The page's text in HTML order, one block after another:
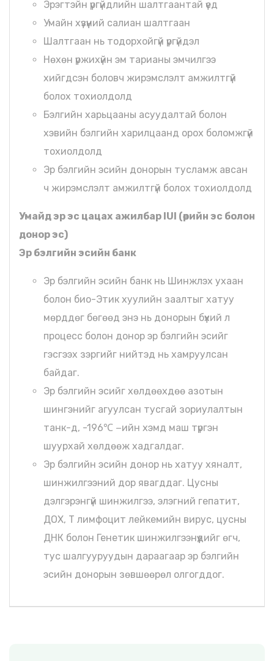
Эрэгтэйн үргүйдлийн шалтгаантай үед
Умайн хүзүүний салиан шалтгаан
Шалтгаан нь тодорхойгүй үргүйдэл
Нөхөн үржихүйн эм тарианы эмчилгээ
хийгдсэн боловч жирэмслэлт амжилтгүй
болох тохиолдолд
Бэлгийн харьцааны асуудалтай болон
хэвийн бэлгийн харилцаанд орох боломжгүй
тохиолдолд
Эр бэлгийн эсийн донорын тусламж авсан
ч жирэмслэлт амжилтгүй болох тохиолдолд
Умайд эр эс цацах ажилбар IUI (өөрийн эс болон
донор эс)
Эр бэлгийн эсийн банк
Эр бэлгийн эсийн банк нь Шинжлэх ухаан
болон био-Этик хуулийн заалтыг хатуу
мөрддөг бөгөөд энэ нь донорын бүхий л
процесс болон донор эр бэлгийн эсийг
гэсгээх зэргийг нийтэд нь хамруулсан
байдаг.
Эр бэлгийн эсийг хөлдөөхдөө азотын
шингэнийг агуулсан тусгай зориулалтын
танк-д, -196℃ −ийн хэмд маш түргэн
шуурхай хөлдөөж хадгалдаг.
Эр бэлгийн эсийн донор нь хатуу хяналт,
шинжилгээний дор явагддаг. Цусны
дэлгэрэнгүй шинжилгээ, элэгний гепатит,
ДОХ, Т лимфоцит лейкемийн вирус, цусны
ДНК болон Генетик шинжилгээнүүдийг өгч,
тус шалгууруудын дараагаар эр бэлгийн
эсийн донорын зөвшөөрөл олгогддог.